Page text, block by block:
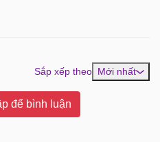
Sắp xếp theo Mới nhất
để bình luận